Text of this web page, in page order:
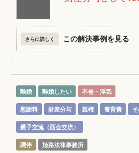
さらに詳しく この解決事例を見る
離婚 離婚したい
不倫・浮気
慰謝料
財産分与 親権 養育費
親子交流（面会交流）
調停
姫路法律事務所